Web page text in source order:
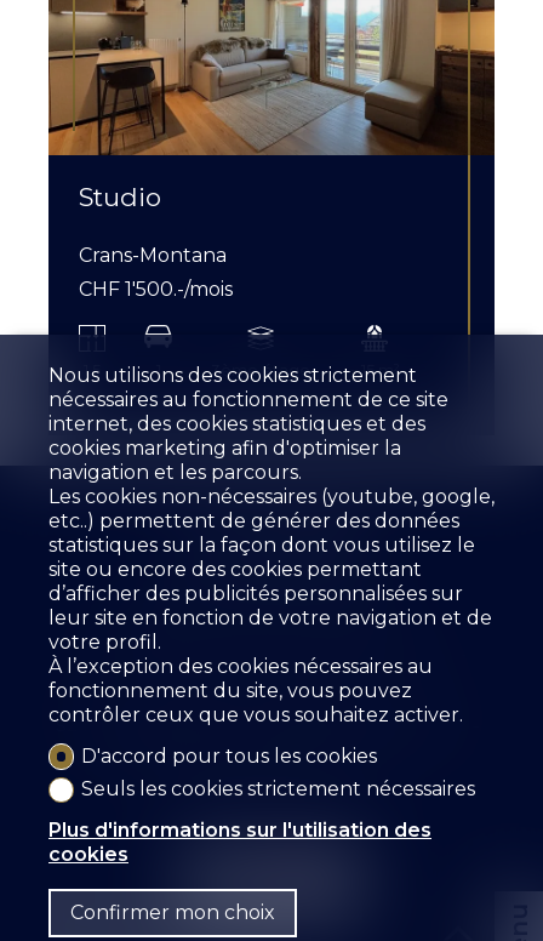
Studio
Crans-Montana
CHF 1'500.-/mois
1.5 1 3ème étage ~ 15 m²
L'agence À vendre
À louer
Estimer votre bien
Prestations
Les collaborateurs
Livre d'Or
Références
Location
SZ IMMOBILIER SA
Route des Fontanettes 12
3968 Veyras
Tél. +41 27 456 57 57
info@sz-immo.ch
Nous utilisons des cookies strictement
nécessaires au fonctionnement de ce site
internet, des cookies statistiques et des
cookies marketing afin d'optimiser la
navigation et les parcours.
Les cookies non-nécessaires (youtube, google,
etc..) permettent de générer des données
statistiques sur la façon dont vous utilisez le
site ou encore des cookies permettant
d’afficher des publicités personnalisées sur
leur site en fonction de votre navigation et de
votre profil.
À l’exception des cookies nécessaires au
fonctionnement du site, vous pouvez
contrôler ceux que vous souhaitez activer.
D'accord pour tous les cookies
Seuls les cookies strictement nécessaires
Plus d'informations sur l'utilisation des
cookies
Confirmer mon choix